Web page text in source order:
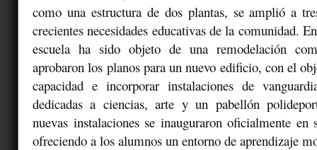
como una estructura de dos plantas, se amplió a
crecientes necesidades educativas de la comunidad.
escuela ha sido objeto de una remodelación
aprobaron los planos para un nuevo edificio, con el
capacidad e incorporar instalaciones de
dedicadas a ciencias, arte y un pabellón
nuevas instalaciones se inauguraron oficialmente en
ofreciendo a los alumnos un entorno de aprendizaje